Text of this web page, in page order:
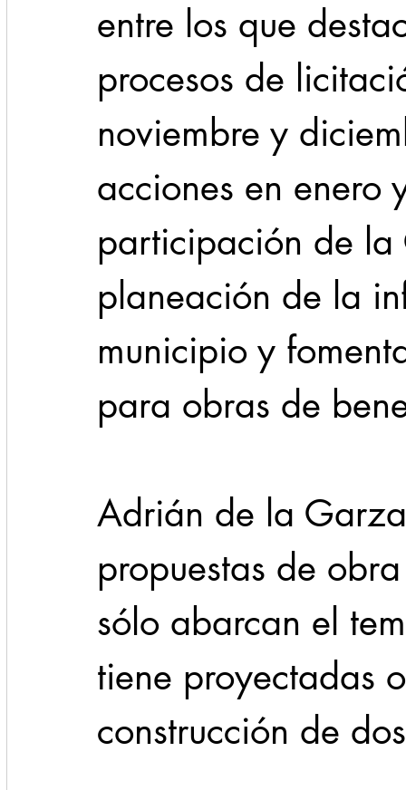
entre los que
procesos de
noviembre y
acciones en
participación de
planeación de la
municipio y
para obras de
Adrián de la
propuestas de
sólo abarcan el
tiene proyectadas
construcción de